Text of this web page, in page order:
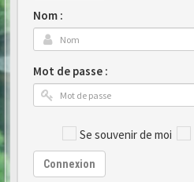
Nom :
Mot de passe :
Se souvenir de moi
Connexion